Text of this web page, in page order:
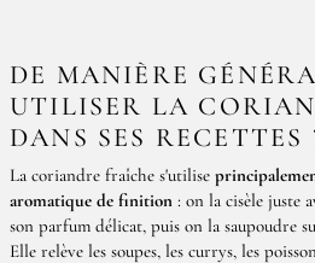
DE MANIÈRE
UTILISER LA
DANS SES RECETTES
La coriandre fraîche s'utilise
aromatique de finition : on la cisèle juste
son parfum délicat, puis on la saupoudre
Elle relève les soupes, les currys, les